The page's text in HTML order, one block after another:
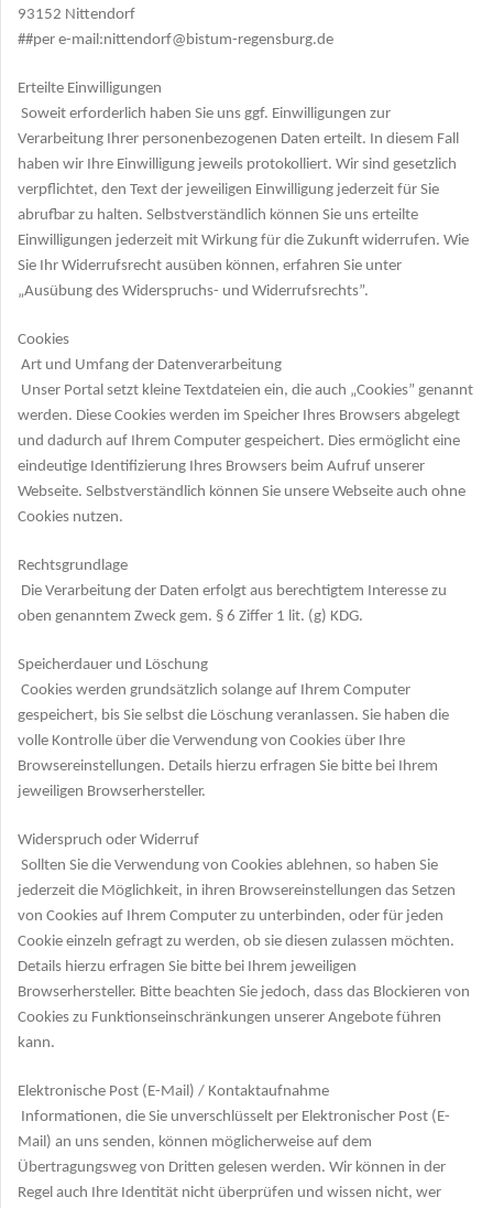
93152 Nittendorf
##per e-mail:nittendorf@bistum-regensburg.de
Erteilte Einwilligungen
Soweit erforderlich haben Sie uns ggf. Einwilligungen zur
Verarbeitung Ihrer personenbezogenen Daten erteilt. In diesem Fall
haben wir Ihre Einwilligung jeweils protokolliert. Wir sind gesetzlich
verpflichtet, den Text der jeweiligen Einwilligung jederzeit für Sie
abrufbar zu halten. Selbstverständlich können Sie uns erteilte
Einwilligungen jederzeit mit Wirkung für die Zukunft widerrufen. Wie
Sie Ihr Widerrufsrecht ausüben können, erfahren Sie unter
„Ausübung des Widerspruchs- und Widerrufsrechts”.
Cookies
Art und Umfang der Datenverarbeitung
Unser Portal setzt kleine Textdateien ein, die auch „Cookies” genannt
werden. Diese Cookies werden im Speicher Ihres Browsers abgelegt
und dadurch auf Ihrem Computer gespeichert. Dies ermöglicht eine
eindeutige Identifizierung Ihres Browsers beim Aufruf unserer
Webseite. Selbstverständlich können Sie unsere Webseite auch ohne
Cookies nutzen.
Rechtsgrundlage
Die Verarbeitung der Daten erfolgt aus berechtigtem Interesse zu
oben genanntem Zweck gem. § 6 Ziffer 1 lit. (g) KDG.
Speicherdauer und Löschung
Cookies werden grundsätzlich solange auf Ihrem Computer
gespeichert, bis Sie selbst die Löschung veranlassen. Sie haben die
volle Kontrolle über die Verwendung von Cookies über Ihre
Browsereinstellungen. Details hierzu erfragen Sie bitte bei Ihrem
jeweiligen Browserhersteller.
Widerspruch oder Widerruf
Sollten Sie die Verwendung von Cookies ablehnen, so haben Sie
jederzeit die Möglichkeit, in ihren Browsereinstellungen das Setzen
von Cookies auf Ihrem Computer zu unterbinden, oder für jeden
Cookie einzeln gefragt zu werden, ob sie diesen zulassen möchten.
Details hierzu erfragen Sie bitte bei Ihrem jeweiligen
Browserhersteller. Bitte beachten Sie jedoch, dass das Blockieren von
Cookies zu Funktionseinschränkungen unserer Angebote führen
kann.
Elektronische Post (E-Mail) / Kontaktaufnahme
Informationen, die Sie unverschlüsselt per Elektronischer Post (E-
Mail) an uns senden, können möglicherweise auf dem
Übertragungsweg von Dritten gelesen werden. Wir können in der
Regel auch Ihre Identität nicht überprüfen und wissen nicht, wer